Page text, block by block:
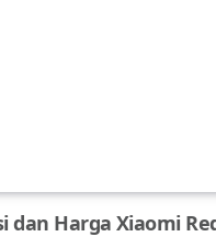
dan Harga Xiaomi